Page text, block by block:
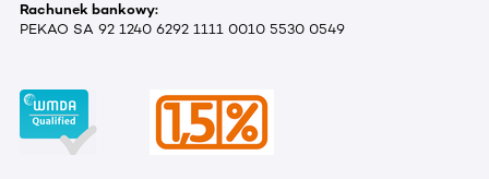
Rachunek bankowy:
PEKAO SA 92 1240 6292 1111 0010 5530 0549